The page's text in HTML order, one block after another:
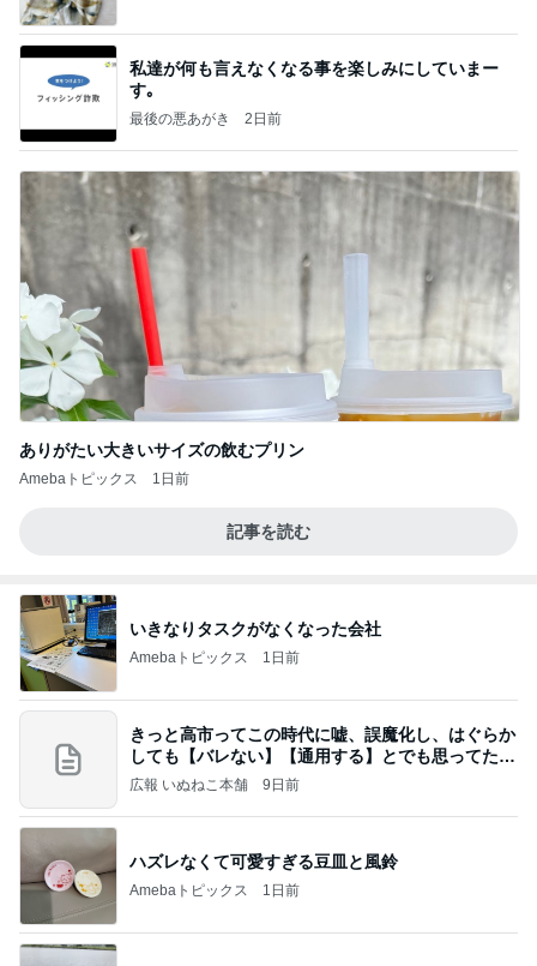
私達が何も言えなくなる事を楽しみにしていまー
す｡
最後の悪あがき 2日前
ありがたい大きいサイズの飲むプリン
Amebaトピックス 1日前
記事を読む
いきなりタスクがなくなった会社
Amebaトピックス 1日前
きっと高市ってこの時代に嘘、誤魔化し、はぐらか
しても【バレない】【通用する】とでも思ってたん
だろ
広報 いぬねこ本舗 9日前
ハズレなくて可愛すぎる豆皿と風鈴
Amebaトピックス 1日前